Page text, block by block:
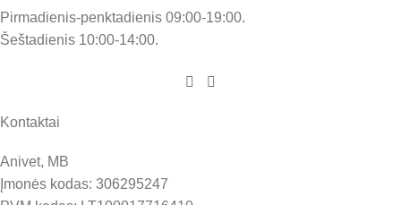
Pirmadienis-penktadienis 09:00-19:00.
Šeštadienis 10:00-14:00.
Kontaktai
Anivet, MB
Įmonės kodas: 306295247